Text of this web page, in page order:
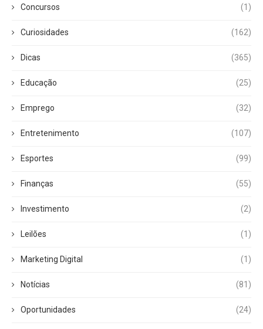
Concursos (1)
Curiosidades (162)
Dicas (365)
Educação (25)
Emprego (32)
Entretenimento (107)
Esportes (99)
Finanças (55)
Investimento (2)
Leilões (1)
Marketing Digital (1)
Notícias (81)
Oportunidades (24)